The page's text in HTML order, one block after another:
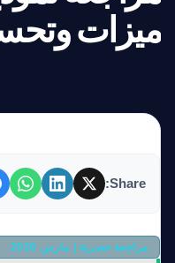
ميزات
Share:
مراجعة حصرية | مارس 2026